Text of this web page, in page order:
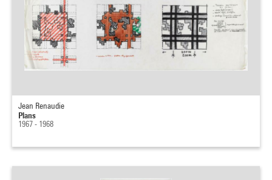
Jean Renaudie
Plans
1967 - 1968